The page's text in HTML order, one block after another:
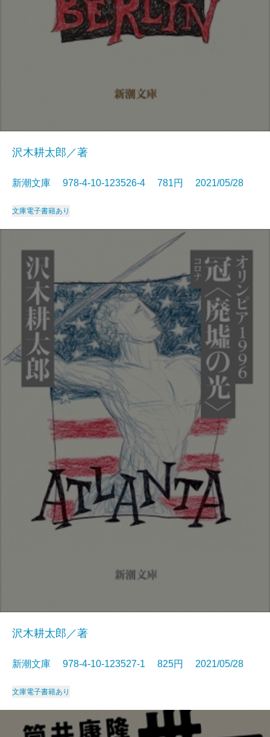
沢木耕太郎／著
新潮文庫 978-4-10-123526-4 781円 2021/05/28
文庫電子書籍あり
沢木耕太郎／著
新潮文庫 978-4-10-123527-1 825円 2021/05/28
文庫電子書籍あり